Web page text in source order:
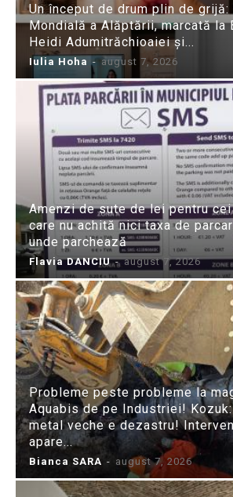
Un început de drum plin de grijă:
Mondială a Alăptării, marcată la
Heidi Adumitrăchioaiei și...
Iulia Hoha - august 7, 2026
Amenzi de sute de lei pentru
care nu achită nici taxa de
unde parchează
Flavia DANCIU - august 7, 2026
Probleme peste probleme la
Aquabis de pe Industriei!
metal veche e dezastru!
apare...
Bianca SARA - august 7, 2026